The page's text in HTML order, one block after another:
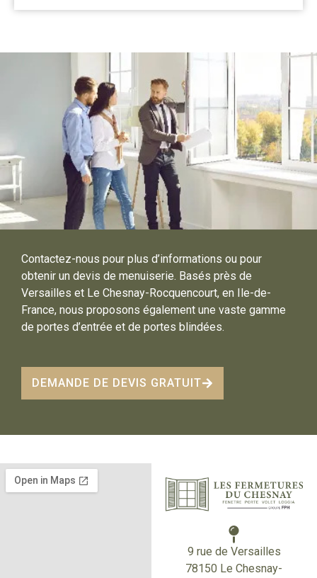
Contactez-nous pour plus d’informations ou pour
obtenir un devis de menuiserie. Basés près de
Versailles et Le Chesnay-Rocquencourt, en Ile-de-
France, nous proposons également une vaste gamme
de portes d’entrée et de portes blindées.
DEMANDE DE DEVIS GRATUIT
9 rue de Versailles
78150 Le Chesnay-